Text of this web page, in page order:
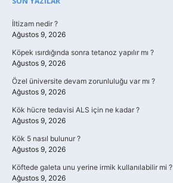
Sidebar
İltizam nedir ?
Ağustos 9, 2026
Köpek ısırdığında sonra tetanoz yapılır mı ?
Ağustos 9, 2026
Özel üniversite devam zorunluluğu var mı ?
Ağustos 9, 2026
Kök hücre tedavisi ALS için ne kadar ?
Ağustos 9, 2026
Kök 5 nasıl bulunur ?
Ağustos 9, 2026
Köftede galeta unu yerine irmik kullanılabilir mi ?
Ağustos 9, 2026